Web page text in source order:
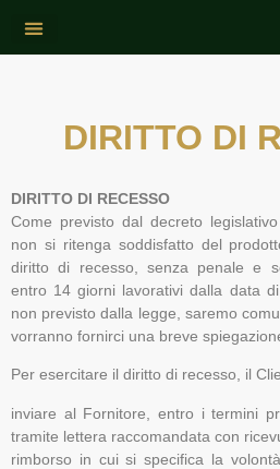
DIRITTO DI
DIRITTO DI RECESSO
Come previsto dal decreto
non si ritenga soddisfatto del
diritto di recesso, senza penale e
entro 14 giorni lavorativi dalla data
non previsto dalla legge, saremo
vorranno fornirci una breve
Per esercitare il diritto di recesso, il
inviare al Fornitore, entro i termini
tramite lettera raccomandata con
rimborso in cui si specifica la